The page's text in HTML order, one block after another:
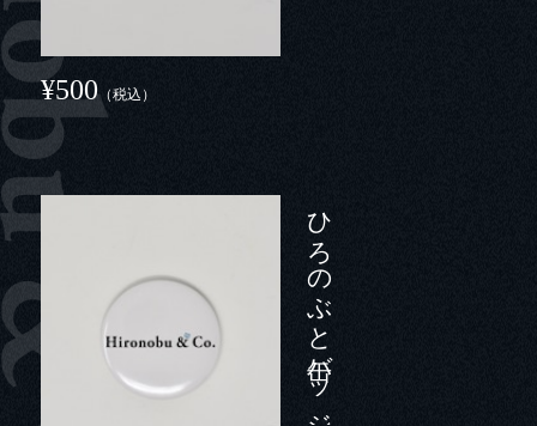
¥500（税込）
ひろのぶと缶バッジ（大）